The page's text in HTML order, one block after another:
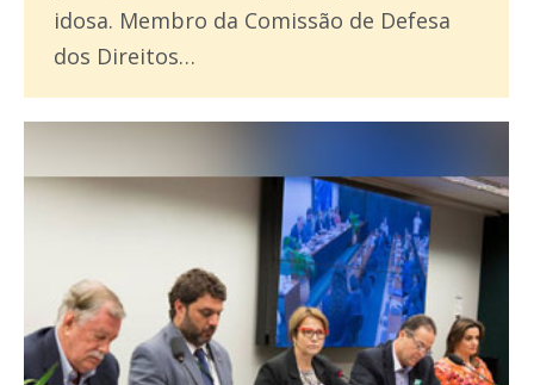
idosa. Membro da Comissão de Defesa
dos Direitos…